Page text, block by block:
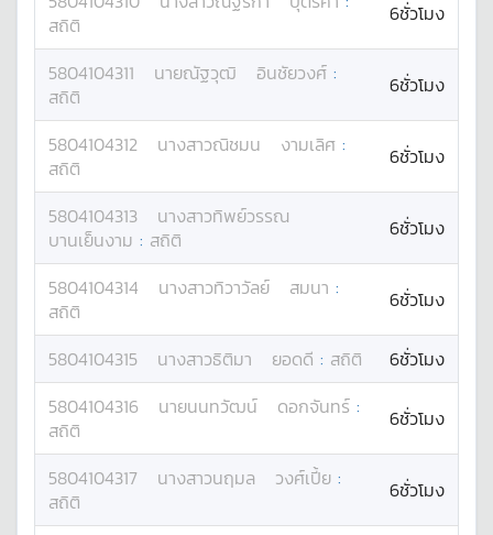
สถิติ
6ชั่วโมง
5804104311 นายณัฐวุฒิ อินชัยวงศ์ :
สถิติ
6ชั่วโมง
5804104312 นางสาวณิชมน งามเลิศ :
สถิติ
6ชั่วโมง
5804104313 นางสาวทิพย์วรรณ
บานเย็นงาม : สถิติ 6ชั่วโมง
5804104314 นางสาวทิวาวัลย์ สมนา :
สถิติ
6ชั่วโมง
5804104315 นางสาวธิติมา ยอดดี : สถิติ
6ชั่วโมง
5804104316
นายนนทวัฒน์ ดอกจันทร์ :
สถิติ
6ชั่วโมง
5804104317 นางสาวนฤมล วงศ์เปี้ย :
สถิติ
6ชั่วโมง